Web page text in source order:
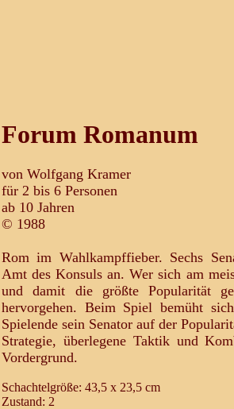
Forum Romanum
von Wolfgang Kramer
für 2 bis 6 Personen
ab 10 Jahren
© 1988
Rom im Wahlkampffieber. Sechs
Amt des Konsuls an. Wer sich am
und damit die größte Popularität
hervorgehen. Beim Spiel bemüht
Spielende sein Senator auf der
Strategie, überlegene Taktik und
Vordergrund.
Schachtelgröße: 43,5 x 23,5 cm
Zustand: 2